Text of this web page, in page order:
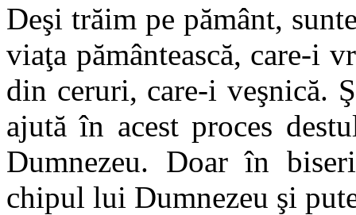
Deşi trăim pe pământ,
viaţa pământească, care-i
din ceruri, care-i veşnică.
ajută în acest proces
Dumnezeu. Doar în
chipul lui Dumnezeu şi